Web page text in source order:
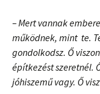
– Mert vannak
működnek, mint te.
gondolkodsz. Ő
építkezést szeretnél.
jóhiszemű vagy. Ő